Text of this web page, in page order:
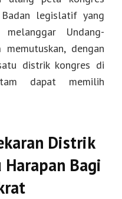
legislatif yang
Undang-
dengan
distrik kongres di
dapat memilih
Distrik
Bagi